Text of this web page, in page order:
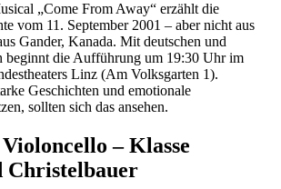
„Come From Away“ erzählt die
vom 11. September 2001 – aber nicht aus
Gander, Kanada. Mit deutschen und
beginnt die Aufführung um 19:30 Uhr im
Linz (Am Volksgarten 1).
Geschichten und emotionale
sollten sich das ansehen.
– Klasse
Christelbauer